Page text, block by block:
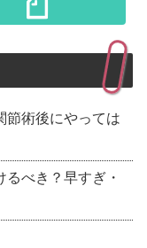
術後にやっては
べき？早すぎ・